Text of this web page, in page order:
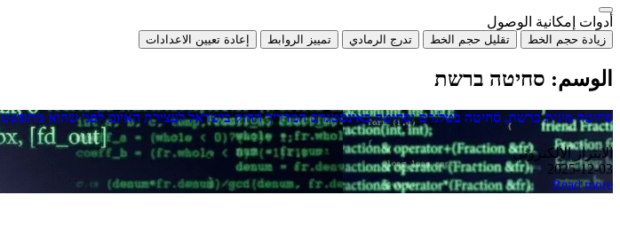
أدوات إمكانية الوصول
زيادة حجم الخط تقليل حجم الخط تدرج الرمادي تمييز الروابط إعادة تعيين الاعدادات
الوسم: סחיטה ברשת
סחיטה מינית ברשת, סחיטה בטלגרם וסחיטה באינסטגרם המדריך החזק בישראל לעצירת האיום לפני שהוא מתפשט
الابتزاز الإلكتروني
2025-12-03
Read more